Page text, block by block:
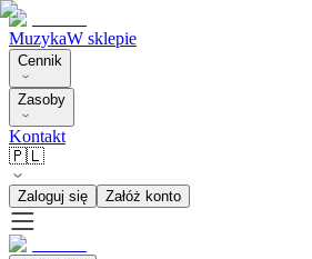
MuzykaW sklepie
Cennik
Zasoby
Kontakt
🇵🇱
Zaloguj się Załóż konto